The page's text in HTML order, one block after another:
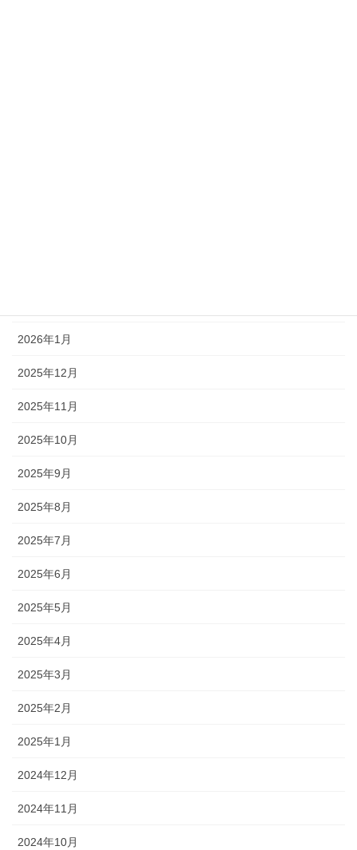
2026年1月
2025年12月
2025年11月
2025年10月
2025年9月
2025年8月
2025年7月
2025年6月
2025年5月
2025年4月
2025年3月
2025年2月
2025年1月
2024年12月
2024年11月
2024年10月